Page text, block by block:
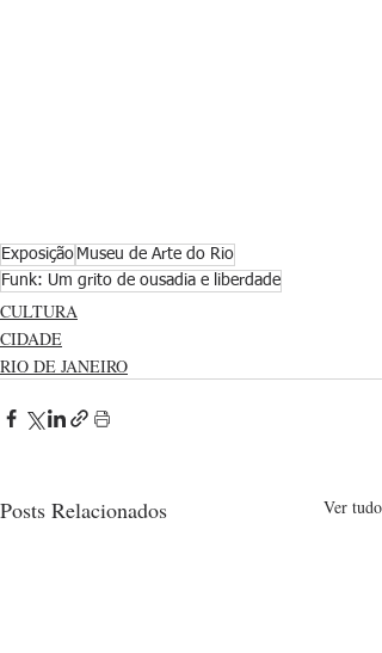
Exposição Museu de Arte do Rio
Funk: Um grito de ousadia e liberdade
CULTURA
CIDADE
RIO DE JANEIRO
Posts Relacionados Ver tudo